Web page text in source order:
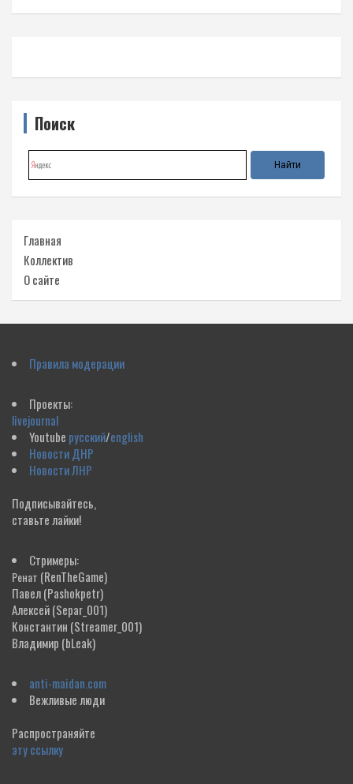
Поиск
Главная
Коллектив
О сайте
Правила модерации
Проекты:
livejournal
Youtube русский/english
Новости ДНР
Новости ЛНР
Подписывайтесь,
ставьте лайки!
Стримеры:
Ренат (RenTheGame)
Павел(Pashokpetr)
Алексей(Separ_001)
Константин (Streamer_001)
Владимир (bLeak)
anti-maidan.com
Вежливые люди
Распространяйте
эту ссылку